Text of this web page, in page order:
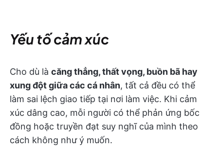
Yếu tố cảm xúc
Cho dù là căng thẳng, thất vọng, buồn bã hay
xung đột giữa các cá nhân, tất cả đều có thể
làm sai lệch giao tiếp tại nơi làm việc. Khi cảm
xúc dâng cao, mỗi người có thể phản ứng bốc
đồng hoặc truyền đạt suy nghĩ của mình theo
cách không như ý muốn.